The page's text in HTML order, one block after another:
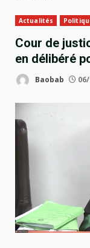
Actualités
Cour de
en délibéré
Baobab